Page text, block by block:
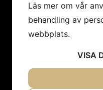
Cookies
Om oss
Nyheter
Öppettider
Läs mer om vår
behandling av
webbplats.
VISA